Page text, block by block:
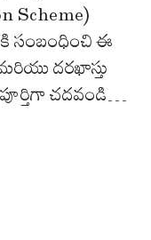
Scheme)
సంబంధించి ఈ
దరఖాస్తు
చదవండి…